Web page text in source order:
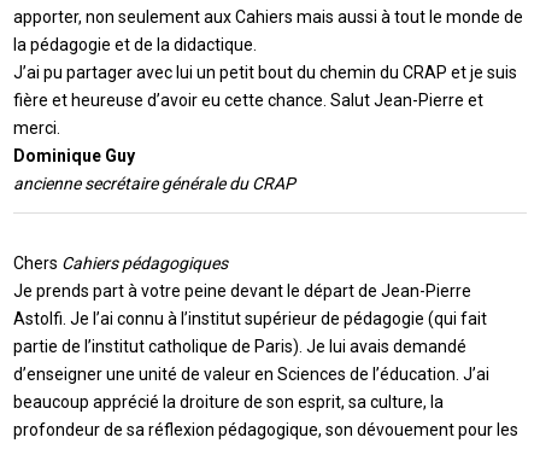
apporter, non seulement aux Cahiers mais aussi à tout le monde de
la pédagogie et de la didactique.
J’ai pu partager avec lui un petit bout du chemin du CRAP et je suis
fière et heureuse d’avoir eu cette chance. Salut Jean-Pierre et
merci.
Dominique Guy
ancienne secrétaire générale du CRAP
Chers Cahiers pédagogiques
Je prends part à votre peine devant le départ de Jean-Pierre
Astolfi. Je l’ai connu à l’institut supérieur de pédagogie (qui fait
partie de l’institut catholique de Paris). Je lui avais demandé
d’enseigner une unité de valeur en Sciences de l’éducation. J’ai
beaucoup apprécié la droiture de son esprit, sa culture, la
profondeur de sa réflexion pédagogique, son dévouement pour les